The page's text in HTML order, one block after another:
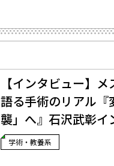
【インタビュー】
語る手術のリアル――
襲」へ』石沢武彰イ
学術・教養系